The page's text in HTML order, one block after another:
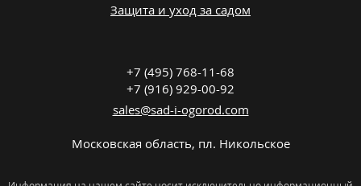
Защита и уход за садом
+7 (495) 768-11-68
+7 (916) 929-00-92
sales@sad-i-ogorod.com
Московская область, пл. Никольcкое